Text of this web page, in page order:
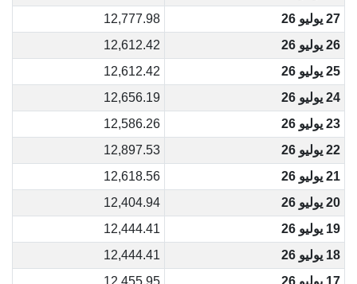
27 يوليو 26
12,777.98
26 يوليو 26
12,612.42
25 يوليو 26
12,612.42
24 يوليو 26
12,656.19
23 يوليو 26
12,586.26
22 يوليو 26
12,897.53
21 يوليو 26
12,618.56
20 يوليو 26
12,404.94
19 يوليو 26
12,444.41
18 يوليو 26
12,444.41
17 يوليو 26
12,455.95